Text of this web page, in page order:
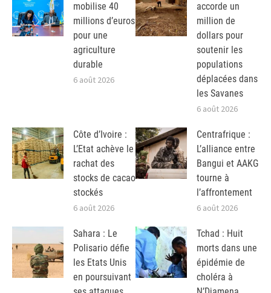
mobilise 40
millions d’euros
pour une
agriculture
durable
6 août 2026
accorde un
million de
dollars pour
soutenir les
populations
déplacées dans
les Savanes
6 août 2026
Côte d’Ivoire :
L’Etat achève le
rachat des
stocks de cacao
stockés
6 août 2026
Centrafrique :
L’alliance entre
Bangui et AAKG
tourne à
l’affrontement
6 août 2026
Sahara : Le
Polisario défie
les Etats Unis
en poursuivant
Tchad : Huit
morts dans une
épidémie de
choléra à